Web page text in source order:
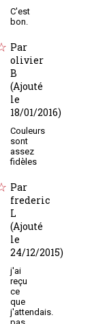
C'est
bon.
Par
olivier
B
(Ajouté
le
18/01/2016)
Couleurs
sont
assez
fidèles
Par
frederic
L
(Ajouté
le
24/12/2015)
j'ai
reçu
ce
que
j'attendais.